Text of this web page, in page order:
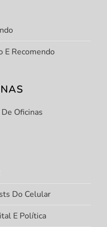
E Recomendo
Oficinas
Do Celular
E Política